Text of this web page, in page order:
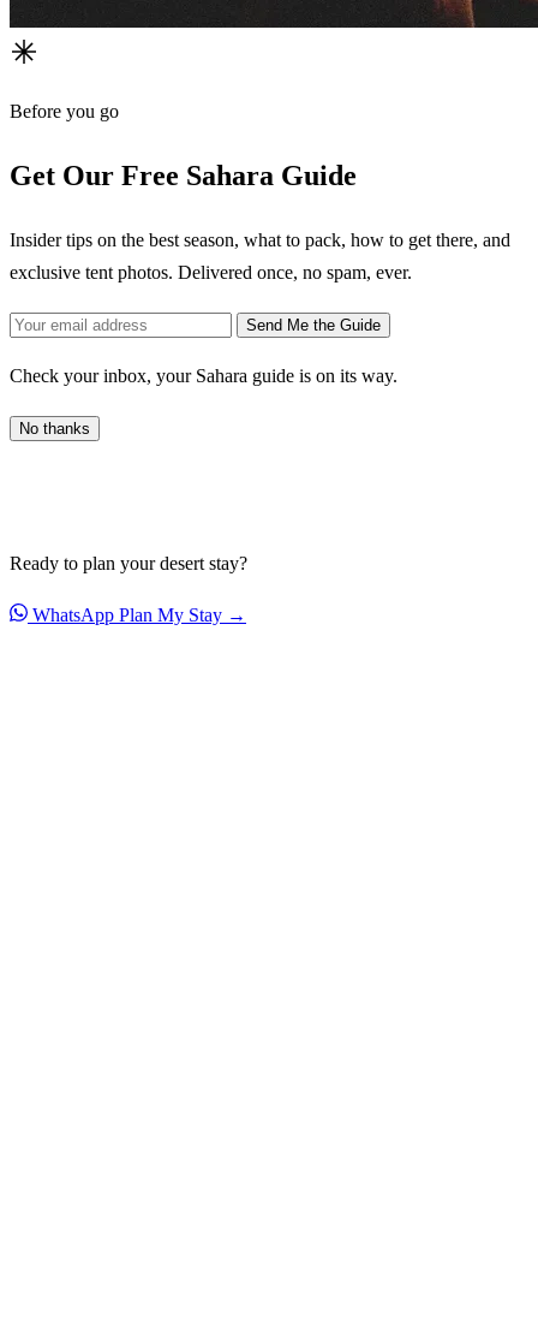
Before you go
Get Our Free Sahara Guide
Insider tips on the best season, what to pack, how to get there, and
exclusive tent photos. Delivered once, no spam, ever.
Send Me the Guide
Check your inbox, your Sahara guide is on its way.
No thanks
Ready to plan your desert stay?
WhatsApp Plan My Stay →